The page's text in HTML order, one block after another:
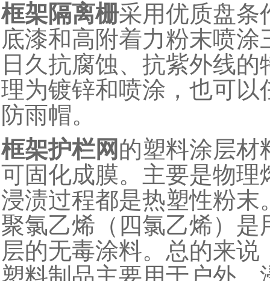
框架隔离栅采用优质盘条
底漆和高附着力粉末喷
日久抗腐蚀、抗紫外线
理为镀锌和喷涂，也可
防雨帽。
框架护栏网 的塑料涂层材
可固化成膜。主要是物
浸渍过程都是热塑性粉
聚氯乙烯（四氯乙烯）
层的无毒涂料。总的来